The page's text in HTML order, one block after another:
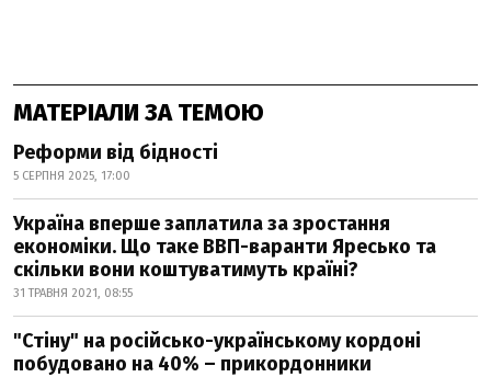
МАТЕРІАЛИ ЗА ТЕМОЮ
Реформи від бідності
5 СЕРПНЯ 2025, 17:00
Україна вперше заплатила за зростання
економіки. Що таке ВВП-варанти Яресько та
скільки вони коштуватимуть країні?
31 ТРАВНЯ 2021, 08:55
"Стіну" на російсько-українському кордоні
побудовано на 40% – прикордонники